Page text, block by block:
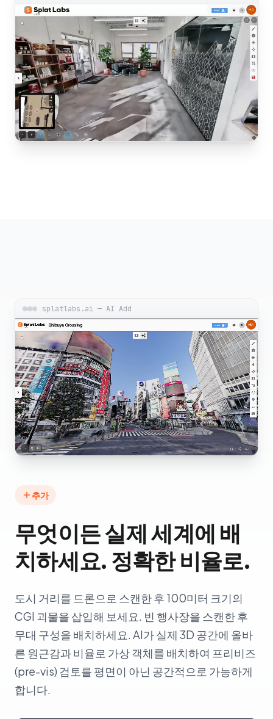
splatlabs.ai — AI Add
추가
무엇이든 실제 세계에 배
치하세요. 정확한 비율로.
도시 거리를 드론으로 스캔한 후 100미터 크기의
CGI 괴물을 삽입해 보세요. 빈 행사장을 스캔한 후
무대 구성을 배치하세요. AI가 실제 3D 공간에 올바
른 원근감과 비율로 가상 객체를 배치하여 프리비즈
(pre-vis) 검토를 평면이 아닌 공간적으로 가능하게
합니다.